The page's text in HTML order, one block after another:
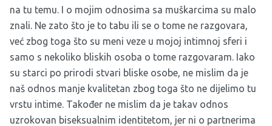
na tu temu. I o mojim odnosima sa muškarcima su malo
znali. Ne zato što je to tabu ili se o tome ne razgovara,
već zbog toga što su meni veze u mojoj intimnoj sferi i
samo s nekoliko bliskih osoba o tome razgovaram. Iako
su starci po prirodi stvari bliske osobe, ne mislim da je
naš odnos manje kvalitetan zbog toga što ne dijelimo tu
vrstu intime. Također ne mislim da je takav odnos
uzrokovan biseksualnim identitetom, jer ni o partnerima